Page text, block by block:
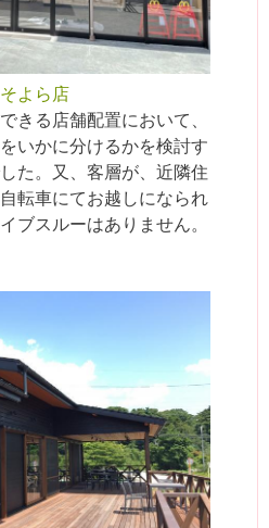
よら店
きる店舗配置において、
いかに分けるかを検討す
た。又、客層が、近隣住
転車にてお越しになられ
ブスルーはありません。